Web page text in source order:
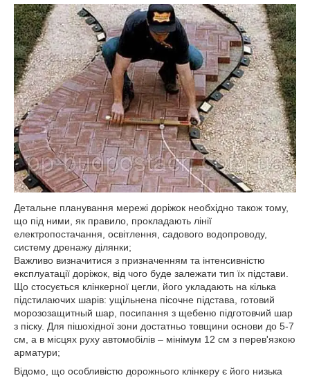
Детальне планування мережі доріжок необхідно також тому,
що під ними, як правило, прокладають лінії
електропостачання, освітлення, садового водопроводу,
систему дренажу ділянки;
Важливо визначитися з призначенням та інтенсивністю
експлуатації доріжок, від чого буде залежати тип їх підстави.
Що стосується клінкерної цегли, його укладають на кілька
підстилаючих шарів: ущільнена пісочне підстава, готовий
морозозащитный шар, посипання з щебеню підготовчий шар
з піску. Для пішохідної зони достатньо товщини основи до 5-7
см, а в місцях руху автомобілів – мінімум 12 см з перев'язкою
арматури;
Відомо, що особливістю дорожнього клінкеру є його низька